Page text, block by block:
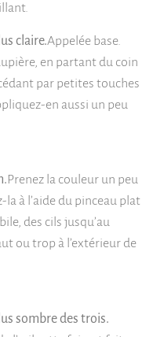
claire.Appelée base.
en partant du coin
par petites touches
en aussi un peu
Prenez la couleur un peu
à l’aide du pinceau plat
des cils jusqu’au
ou trop à l’extérieur de
sombre des trois.